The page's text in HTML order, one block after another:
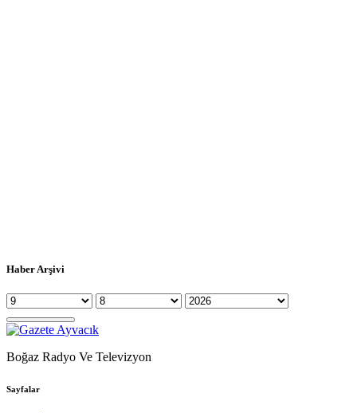
Haber Arşivi
Boğaz Radyo Ve Televizyon
Sayfalar